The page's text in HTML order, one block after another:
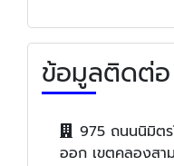
ข้อมูลติดต่อ
975 ถนนนิมิตร
ออก เขตคลองสา